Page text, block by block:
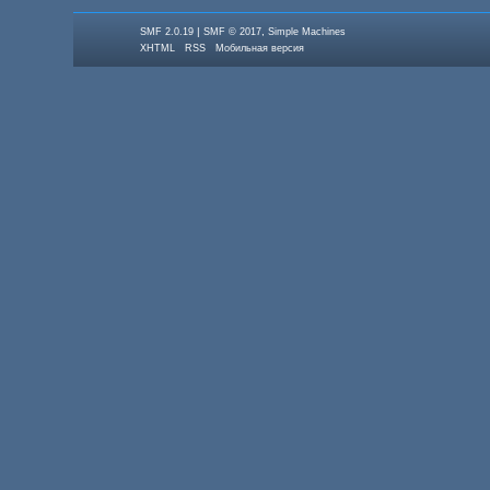
SMF 2.0.19| SMF © 2017, Simple Machines
XHTML
RSS Мобильная версия